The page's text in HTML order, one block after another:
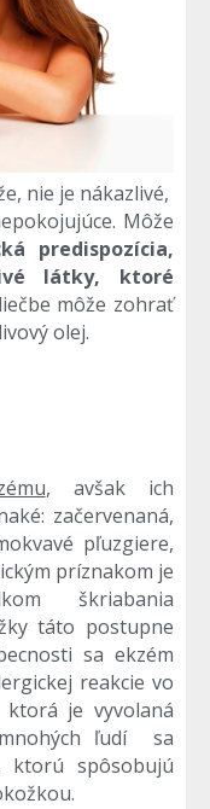
nie je nákazlivé,
Môže
predispozícia,
látky, ktoré
môže zohrať
olej.
, avšak ich
začervenaná,
pľuzgiere,
príznakom je
škriabania
táto postupne
sa ekzém
reakcie vo
ktorá je vyvolaná
ľudí sa
ktorú spôsobujú